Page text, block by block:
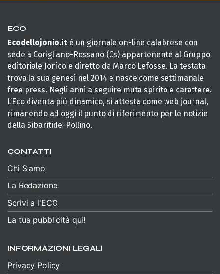
ECO
Ecodellojonio.it è un giornale on-line calabrese con
sede a Corigliano-Rossano (Cs) appartenente al Gruppo
editoriale Jonico e diretto da Marco Lefosse. La testata
trova la sua genesi nel 2014 e nasce come settimanale
free press. Negli anni a seguire muta spirito e carattere.
L’Eco diventa più dinamico, si attesta come web journal,
rimanendo ad oggi il punto di riferimento per le notizie
della Sibaritide-Pollino.
CONTATTI
Chi Siamo
La Redazione
Scrivi a l'ECO
La tua pubblicità qui!
INFORMAZIONI LEGALI
Privacy Policy